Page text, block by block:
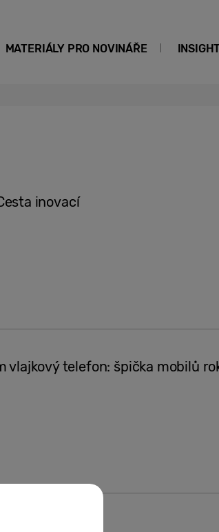
MATERIÁLY PRO NOVINÁŘE
inovací
vlajkový telefon: špička mobilů